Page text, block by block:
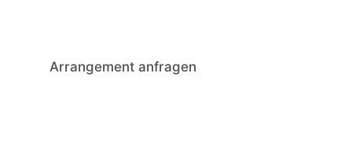
Arrangement anfragen